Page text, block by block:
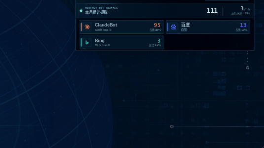
MONTHLY BOT TRAFFIC
本月累计抓取 111 3 /16
活跃来源 · 19%
ClaudeBot
Anthropic
95
占比86%
百度
百度
13
占比12%
Bing
Microsoft
3
占比2.7%